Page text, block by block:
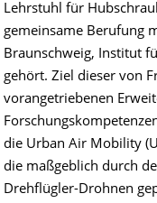
Lehrstuhl für
gemeinsame Berufung
Braunschweig, Institut
gehört. Ziel dieser von
vorangetriebenen
die Urban Air Mobility
die maßgeblich durch
Drehflügler-Drohnen